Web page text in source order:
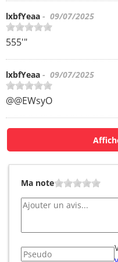
lxbfYeaa - 09/07/2025
555'"
lxbfYeaa - 09/07/2025
@@EWsyO
Ma note